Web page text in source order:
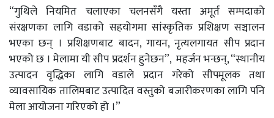
“गुथिले नियमित चलाएका चलनसँगै यस्ता अमूर्त सम्पदाको
संरक्षणका लागि वडाको सहयोगमा सांस्कृतिक प्रशिक्षण सञ्चालन
भएका छन् । प्रशिक्षणबाट बादन, गायन, नृत्यलगायत सीप प्रदान
भएको छ । मेलामा यी सीप प्रदर्शन हुनेछन”, महर्जन भन्छन्, “स्थानीय
उत्पादन वृद्धिका लागि वडाले प्रदान गरेको सीपमूलक तथा
व्यावसायिक तालिमबाट उत्पादित वस्तुको बजारीकरणका लागि पनि
मेला आयोजना गरिएको हो ।”